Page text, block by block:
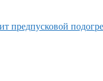
предпусковой